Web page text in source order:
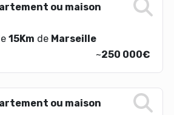
ou maison
15Km de Marseille
~250 000€
ou maison